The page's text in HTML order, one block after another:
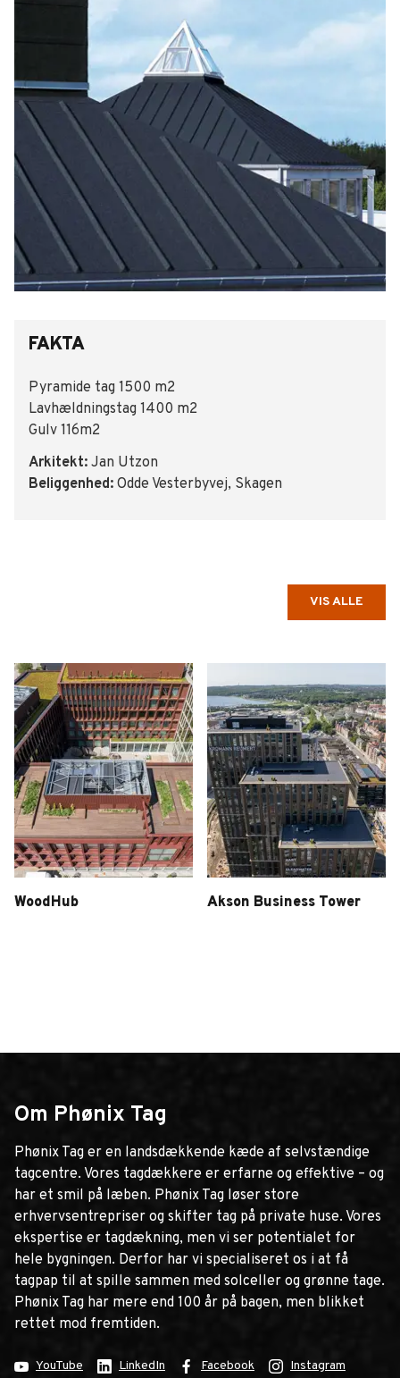
FAKTA
Pyramide tag 1500 m2
Lavhældningstag 1400 m2
Gulv 116m2
Arkitekt: Jan Utzon
Beliggenhed: Odde Vesterbyvej, Skagen
VIS ALLE
WoodHub
Woodhub
Akson Business Tower
Akson
Om Phønix Tag
Phønix Tag er en landsdækkende kæde af selvstændige
tagcentre. Vores tagdækkere er erfarne og effektive – og
har et smil på læben. Phønix Tag løser store
erhvervsentrepriser og skifter tag på private huse. Vores
ekspertise er tagdækning, men vi ser potentialet for
hele bygningen. Derfor har vi specialiseret os i at få
tagpap til at spille sammen med solceller og grønne tage.
Phønix Tag har mere end 100 år på bagen, men blikket
rettet mod fremtiden.
YouTube LinkedIn Facebook Instagram